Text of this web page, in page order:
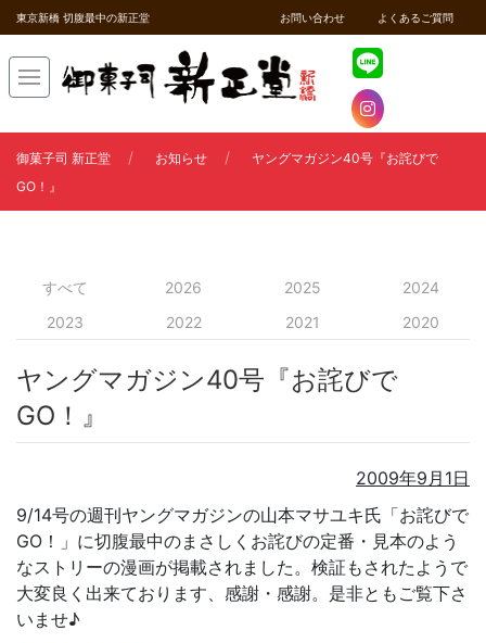
東京新橋 切腹最中の新正堂 お問い合わせ よくあるご質問
御菓子司 新正堂 お知らせ
ヤングマガジン40号『お詫びで
GO！』
すべて 2026 2025
2024
2023
2022 2021 2020
ヤングマガジン40号『お詫びで
GO！』
2009年9月1日
9/14号の週刊ヤングマガジンの山本マサユキ氏「お詫びで
GO！」に切腹最中のまさしくお詫びの定番・見本のよう
なストリーの漫画が掲載されました。検証もされたようで
大変良く出来ております、感謝・感謝。是非ともご覧下さ
いませ♪